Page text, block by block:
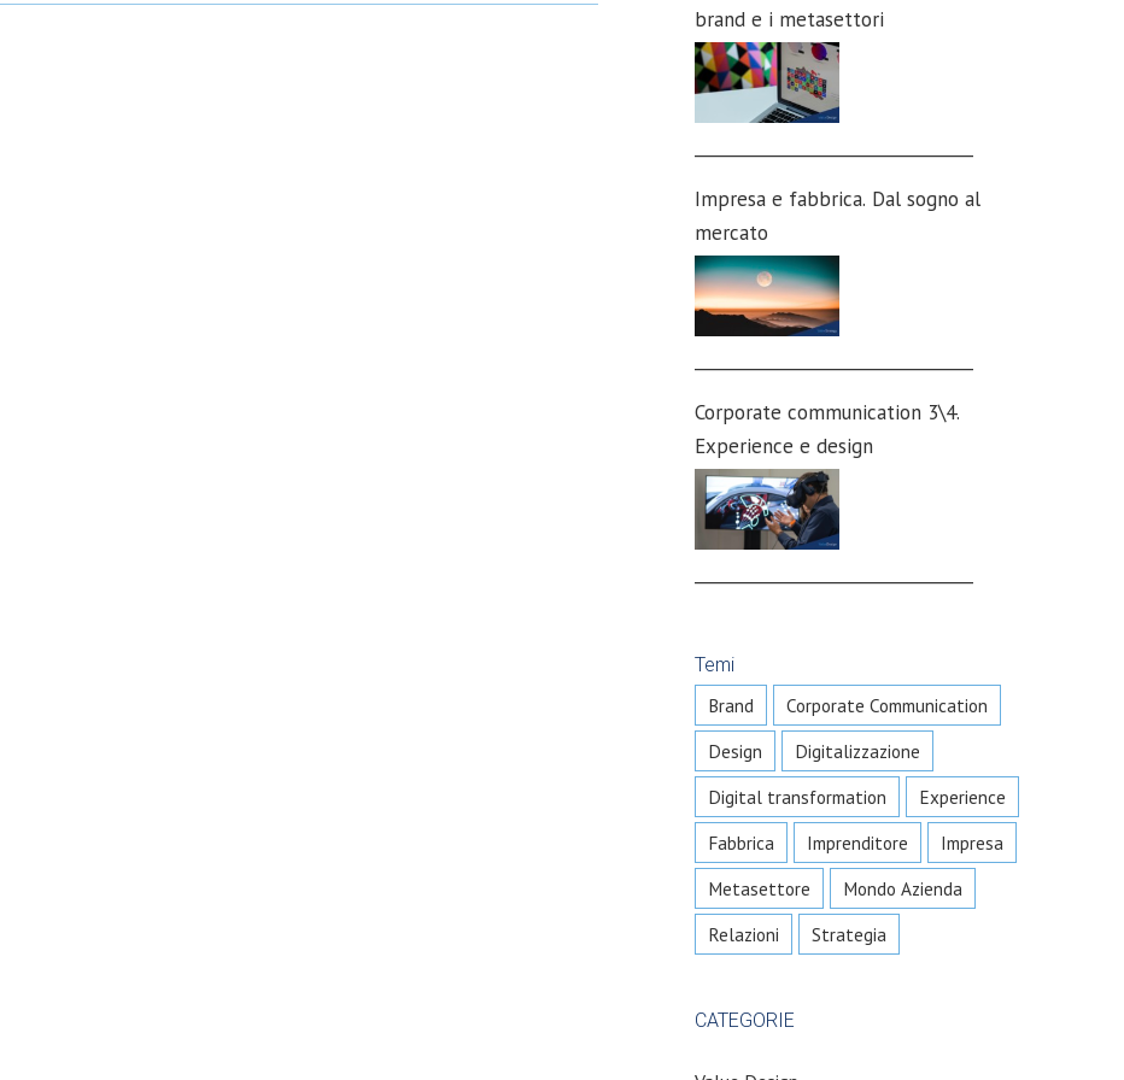
brand e i metasettori
Impresa e fabbrica. Dal sogno al
mercato
Corporate communication 3\4.
Experience e design
Temi
Brand
Corporate Communication
Design
Digitalizzazione
Digital transformation
Experience
Fabbrica
Imprenditore
Impresa
Metasettore
Mondo Azienda
Relazioni
Strategia
CATEGORIE